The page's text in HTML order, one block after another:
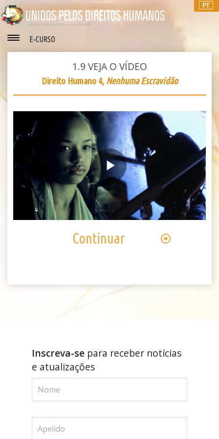
PT
E‑CURSO
1.9 VEJA O VÍDEO
Direito Humano 4, Nenhuma Escravidão
Play
Video
Continuar
Inscreva-separa receber notícias
e atualizações